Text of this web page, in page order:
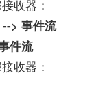
收器：
> 事件流
件流
收器：